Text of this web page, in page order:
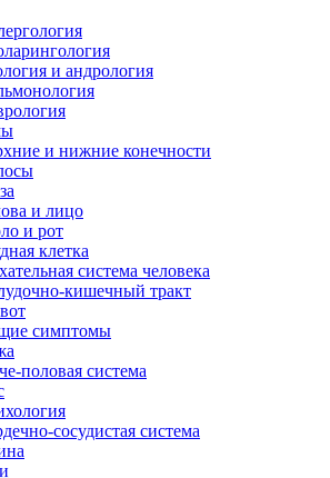
и андрология
и нижние конечности
и лицо
и рот
клетка
система человека
кишечный тракт
симптомы
половая система
сосудистая система